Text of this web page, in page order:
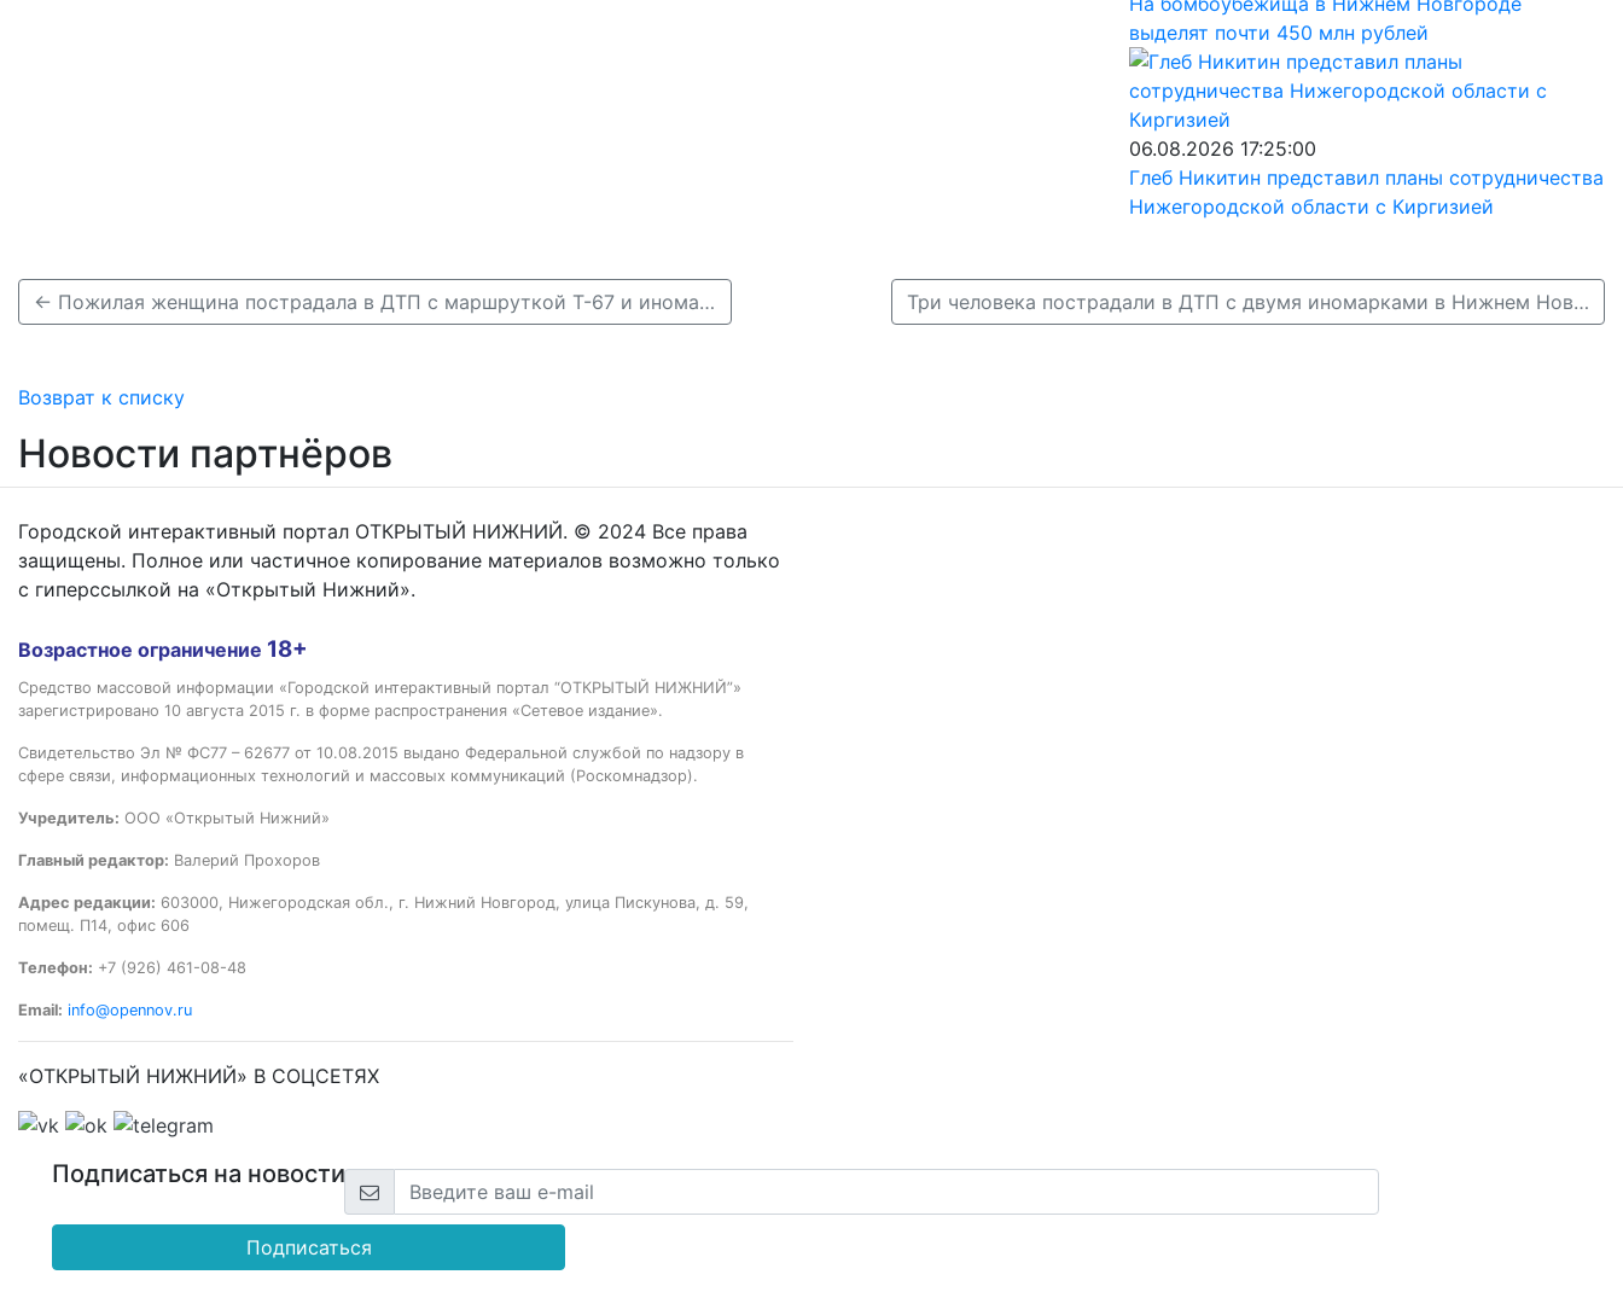
выделят почти 450 млн рублей
06.08.2026 17:25:00
Глеб Никитин представил планы сотрудничества
Нижегородской области с Киргизией
← Пожилая женщина пострадала в ДТП с маршруткой Т-67 и иномаркой в Нижнем Новгороде Три человека пострадали в ДТП с двумя иномарками в Нижнем Новгороде →
Возврат к списку
Новости партнёров
Городской интерактивный портал ОТКРЫТЫЙ НИЖНИЙ. © 2024 Все права
защищены. Полное или частичное копирование материалов возможно только
с гиперссылкой на «Открытый Нижний».
Возрастное ограничение 18+
Средство массовой информации «Городской интерактивный портал “ОТКРЫТЫЙ НИЖНИЙ”»
зарегистрировано 10 августа 2015 г. в форме распространения «Сетевое издание».
Свидетельство Эл № ФС77 – 62677 от 10.08.2015 выдано Федеральной службой по надзору в
сфере связи, информационных технологий и массовых коммуникаций (Роскомнадзор).
Учредитель: ООО «Открытый Нижний»
Главный редактор: Валерий Прохоров
Адрес редакции: 603000, Нижегородская обл., г. Нижний Новгород, улица Пискунова, д. 59,
помещ. П14, офис 606
Телефон: +7 (926) 461-08-48
Email: info@opennov.ru
«ОТКРЫТЫЙ НИЖНИЙ» В СОЦСЕТЯХ
Подписаться на новости
Подписаться